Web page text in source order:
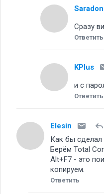
Saradon
Сразу
Ответить
KPlus
и с
Ответить
Elesin
Как бы сделал
Берём Total
Alt+F7 - это
копируем.
Ответить